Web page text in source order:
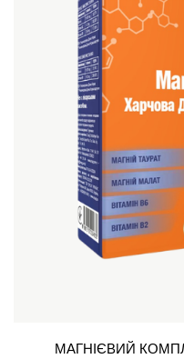
МАГНІЄВИЙ